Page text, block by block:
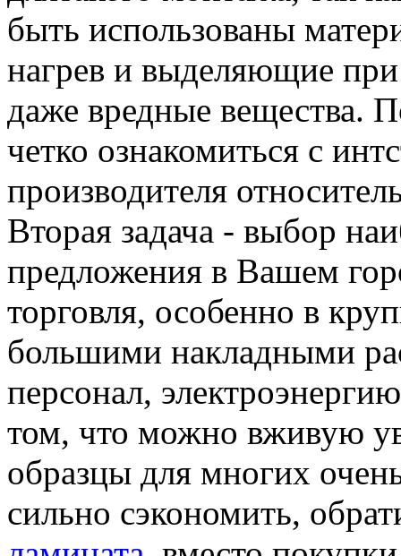
быть использованы
нагрев и выделяющие
даже вредные вещества.
четко ознакомиться с
производителя
Вторая задача - выбор
предложения в Вашем
торговля, особенно в
большими накладными
персонал,
том, что можно вживую
образцы для многих
сильно сэкономить,